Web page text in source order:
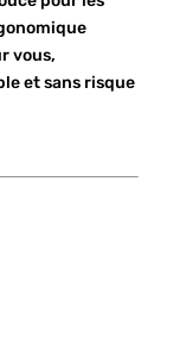
vous,
et sans risque